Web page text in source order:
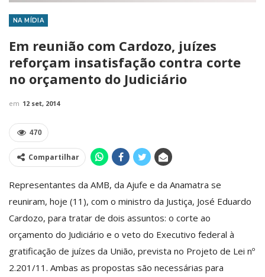
NA MÍDIA
Em reunião com Cardozo, juízes
reforçam insatisfação contra corte
no orçamento do Judiciário
em 12 set, 2014
470
Compartilhar
Representantes da AMB, da Ajufe e da Anamatra se
reuniram, hoje (11), com o ministro da Justiça, José Eduardo
Cardozo, para tratar de dois assuntos: o corte ao
orçamento do Judiciário e o veto do Executivo federal à
gratificação de juízes da União, prevista no Projeto de Lei nº
2.201/11. Ambas as propostas são necessárias para